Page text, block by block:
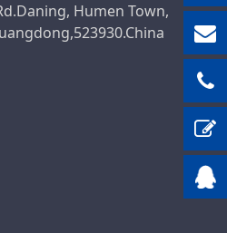
Humen Town,